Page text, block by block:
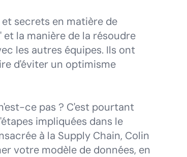
secrets en matière de
et la manière de la résoudre
les autres équipes. Ils ont
d'éviter un optimisme
ce pas ? C'est pourtant
impliquées dans le
à la Supply Chain, Colin
votre modèle de données, en